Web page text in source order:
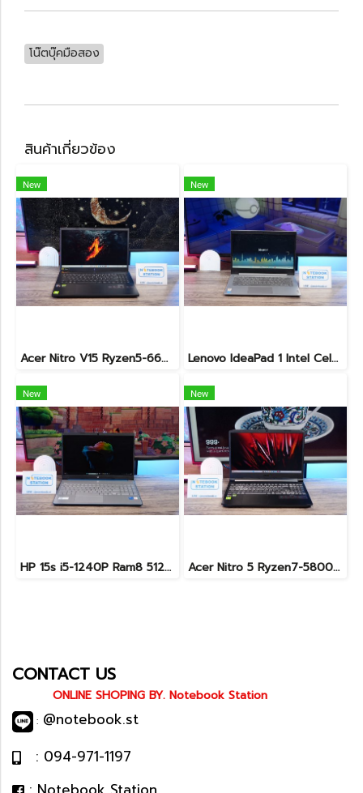
โน๊ตบุ๊คมือสอง
สินค้าเกี่ยวข้อง
New
Acer Nitro V15 Ryzen5-6600H RTX2050(4GB) RAM16 512GB SSD จอ15.6นิ้ว FHD 165Hz sRGB100% เกมมิ่งรุ่นใหม่ ดีไซน์เครื่องบาง สวยเท่ดูทันสมัย มีประกันศูนย์2028 ราคาสุดคุ้มเพียง 17,990.-
New
Lenovo IdeaPad 1 Intel Celeron N4020 Ram4 SSD256GB จอ14.0 HD หน้าจอเล็กเหมาะแก่การพกพา ใช้งานทั่วไป ราคาถูกมาก เพียง 3,900.- พร้อมใช้งาน(สินค้ามีตำหนิขายถูกประกันร้าน7วัน)
New
HP 15s i5-1240P Ram8 512GB M.2 จอ15.6นิ้ว FHD IPS สเปคดี ทำงานเก่ง จอใหญ่ มีแป้นตัวเลขแยก ดีไซน์เรียบหรูบางเบา พร้อมใช้งานเพียง 11,990.-เท่านั้น
New
Acer Nitro 5 Ryzen7-5800H RTX-3060(6GB) Ram16 SSD512 จอ15.6 FHD 144Hz เกมมิ่งสเปคสูง เครื่องพร้อมใช้งาน ราคาสุดคุ้มเพียง 19,900.-
CONTACT US
ONLINE SHOPING BY. Notebook Station
: @notebook.st
: 094-971-1197